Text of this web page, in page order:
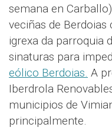
semana en
veciñas de
igrexa da parroquia
sinaturas para
eólico Berdoias. A
Iberdrola
municipios de
principalmente.